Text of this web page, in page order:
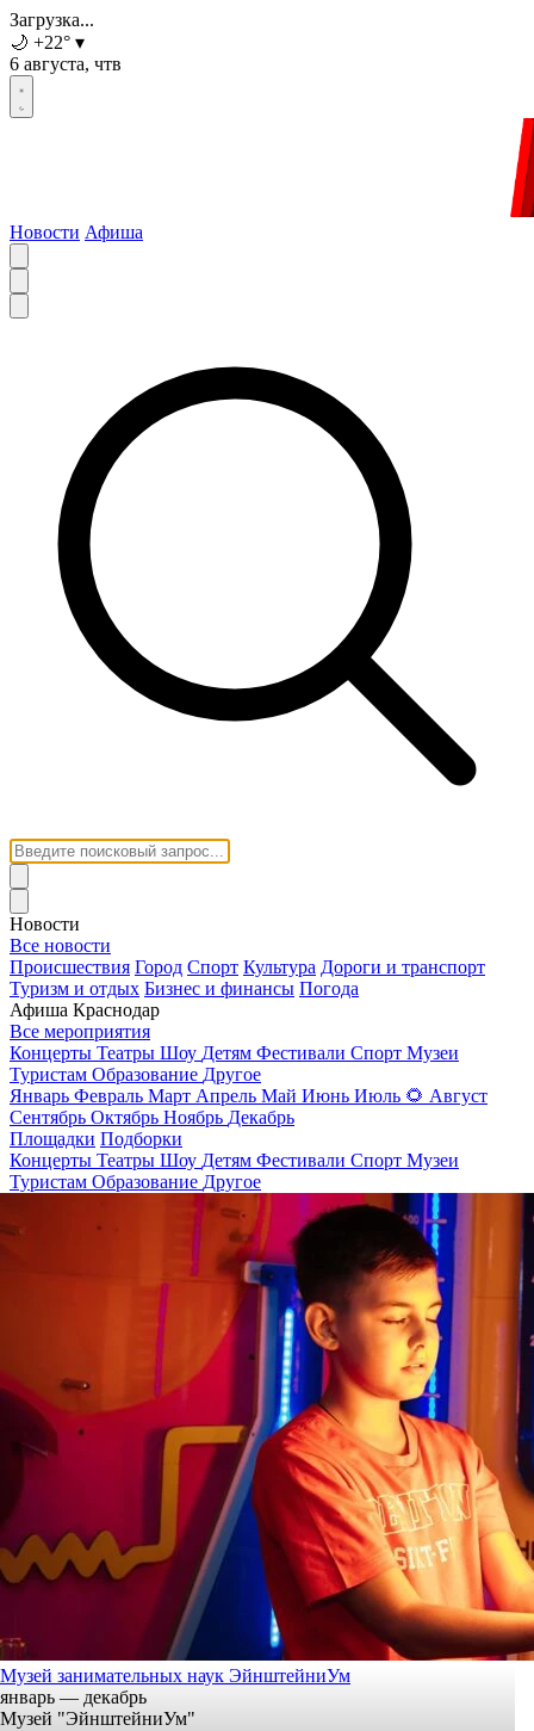
Загрузка...
🌙 +22° ▾
6 августа, чтв
Новости Афиша
Новости
Все новости
Происшествия Город Спорт Культура Дороги и транспорт
Туризм и отдых Бизнес и финансы Погода
Афиша Краснодар
Все мероприятия
Концерты Театры Шоу Детям Фестивали Спорт Музеи
Туристам Образование Другое
Январь Февраль Март Апрель Май Июнь Июль 🌻 Август
Сентябрь Октябрь Ноябрь Декабрь
Площадки Подборки
Концерты Театры Шоу Детям Фестивали Спорт Музеи
Туристам Образование Другое
Музей занимательных наук ЭйнштейниУм
январь — декабрь
Музей "ЭйнштейниУм"